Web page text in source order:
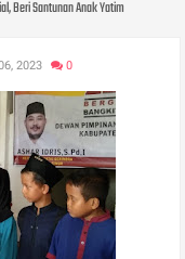
Beri Santunan Anak Yatim
2023 0